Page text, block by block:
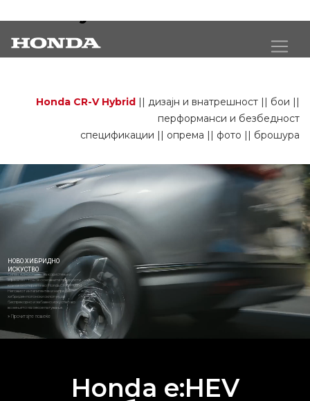
Honda CR-V Hybrid || дизајн и внатрешност || бои ||
перформанси и безбедност
спецификации || опрема || фото || брошура
Силен, едноставен за користење и
ефикасен - тоа се основните предности
кои ќе ги откриете во Honda CR-V Hybrid.
Неговиот интелигентен и напреден
хибриден погонски склоп нуди
беспрекорно и забавно искуство во
возењето на секое патување.
НОВО ХИБРИДНО
ИСКУСТВО
» Прочитајте повеќе
Honda e:HEV